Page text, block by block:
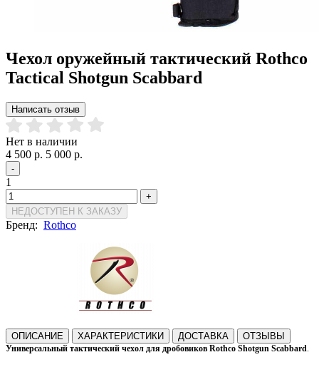
Чехол оружейный тактический Rothco
Tactical Shotgun Scabbard
Написать отзыв
Нет в наличии
4 500 р. 5 000 р.
-
1
+
НЕДОСТУПЕН К ЗАКАЗУ
Бренд: Rothco
ОПИСАНИЕ ХАРАКТЕРИСТИКИ ДОСТАВКА ОТЗЫВЫ
Универсальный тактический чехол для дробовиков Rothco Shotgun Scabbard.